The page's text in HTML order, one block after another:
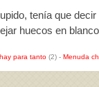
tenía que
huecos en
para tanto (2) - Menuda